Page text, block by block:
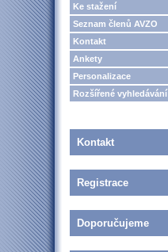
Ke stažení
Seznam členů AVZO
Kontakt
Ankety
Personalizace
Rozšířené vyhledávání
Kontakt
Registrace
Doporučujeme